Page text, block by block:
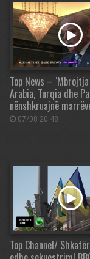
Top News –
Arabia, Turqia dhe
nënshkruajnë
07/08 20:48
Top Channel/